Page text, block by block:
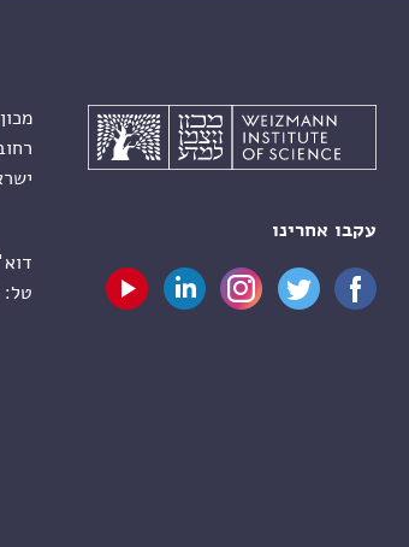
עקבו אחרינו
רחוב